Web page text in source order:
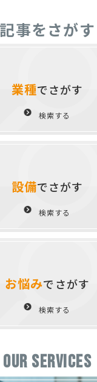
記事をさがす
業種でさがす
検索する
設備でさがす
検索する
お悩みでさがす
検索する
OUR SERVICES